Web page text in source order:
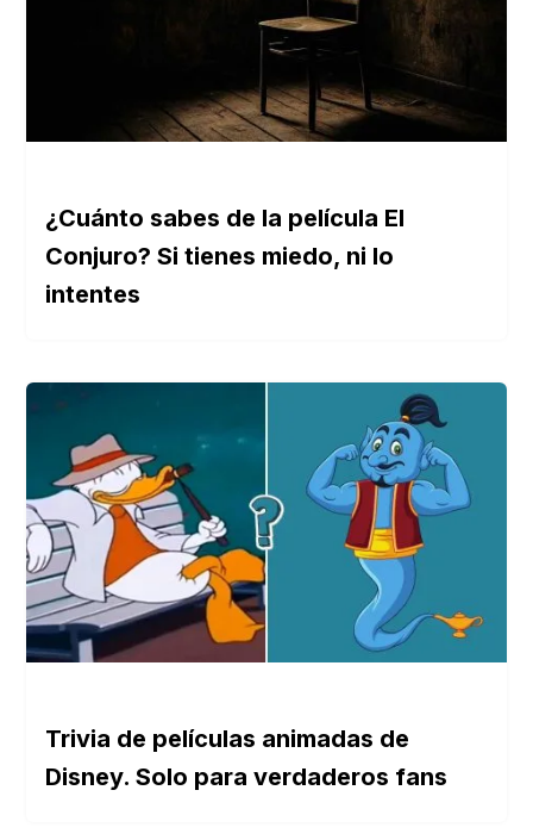
¿Cuánto sabes de la película El
Conjuro? Si tienes miedo, ni lo
intentes
Trivia de películas animadas de
Disney. Solo para verdaderos fans